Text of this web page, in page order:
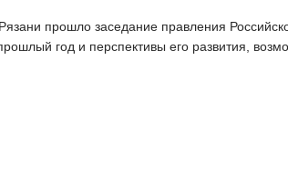
прошло заседание правления
год и перспективы его развития,